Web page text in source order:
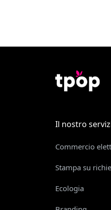
Il nostro
Commercio
Stampa su
Ecologia